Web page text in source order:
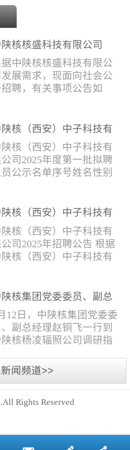
陕核核盛科技有限公司
年度招聘公告
据中陕核核盛科技有限公
发展需求，现面向社会公
聘，有关事项公告如
招聘：面向社会招聘，同
条件下集团内部员工优
。（2）应届生招聘：国家
划内统一招收的全日制院
应届毕业生，重点院校应
记表》(见附件2）并如实
写。并将《应聘人员登记
》和本人学历学位证书和
关证件扫描件发送至报名
陕核（西安）中子科技有
公司2025年度第一批拟聘
员公示名单
陕核（西安）中子科技有
公司2025年度第一批拟聘
员公示名单序号姓名性别
科西安石油大学测控技术
本科西安石油大学通信工
社招3王小明男1981年11月
科西安石油大学测控技术
程社招5何晔女1979年10
本科西安财经学院工商管
社招6张柳怡女1998...
陕核（西安）中子科技有
公司2025年招聘公告
陕核（西安）中子科技有
公司2025年招聘公告 根据
陕核（西安）中子科技有
下：一、招聘岗位及人数
附件1二、招聘范围（1）
会招聘：面向社会招聘。
）应届生招聘：国家计划
统一招收的全日制院校应
业生，重点院校应届毕
生优先；回国一年内取得
教育部出具的学历（学
招聘流程（一）个人报
陕核集团党委委员、副总
理赵铜飞一行到中陕核杨
辐照公司调研指导工作
12日，中陕核集团党委委
、副总经理赵铜飞一行到
陕核杨凌辐照公司调研指
部部长赵磊，中陕核核盛
执行董事张鹏，核盛公
董事李奎等陪同调研。
闻频道>>
Rights Reserved